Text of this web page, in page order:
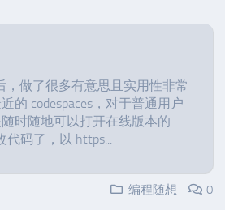
，做了很多有意思且实用性非常
的 codespaces，对于普通用户
时随地可以打开在线版本的
代码了，以 https...
编程随想
0